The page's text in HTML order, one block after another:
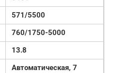
571/5500
760/1750-5000
13.8
Автоматическая, 7